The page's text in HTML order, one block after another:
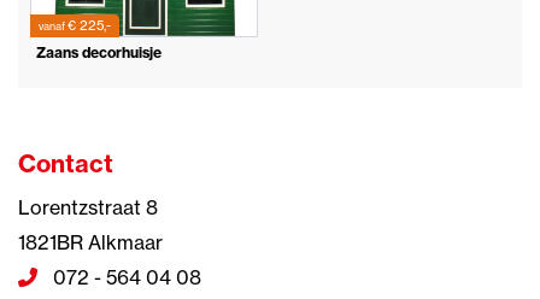
vanaf€ 225,-
Zaans decorhuisje
Contact
Lorentzstraat 8
1821BR Alkmaar
072 - 564 04 08